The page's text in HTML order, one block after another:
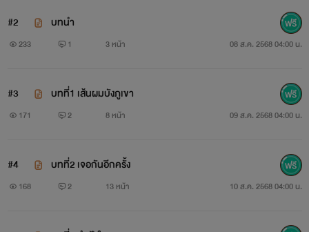
#2 บทนำ
233 1 3 หน้า 08 ส.ค. 2568 04:00 น.
#3 บทที่1 เส้นผมบังภูเขา
171 2 8 หน้า 09 ส.ค. 2568 04:00 น.
#4 บทที่2 เจอกันอีกครั้ง
168 2 13 หน้า 10 ส.ค. 2568 04:00 น.